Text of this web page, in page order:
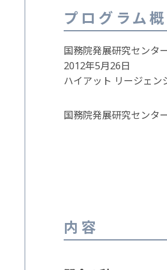
プログラム
国務院発展研究センタ
2012年5月26日
ハイアット リージェン
国務院発展研究センタ
内容